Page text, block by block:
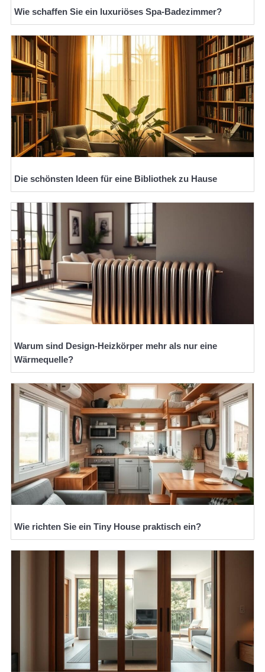
Wie schaffen Sie ein luxuriöses Spa-Badezimmer?
Die schönsten Ideen für eine Bibliothek zu Hause
Warum sind Design-Heizkörper mehr als nur eine
Wärmequelle?
Wie richten Sie ein Tiny House praktisch ein?